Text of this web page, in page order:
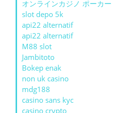
オンラインカジノ ポーカー
slot depo 5k
api22 alternatif
api22 alternatif
M88 slot
Jambitoto
Bokep enak
non uk casino
mdg188
casino sans kyc
casino crypto